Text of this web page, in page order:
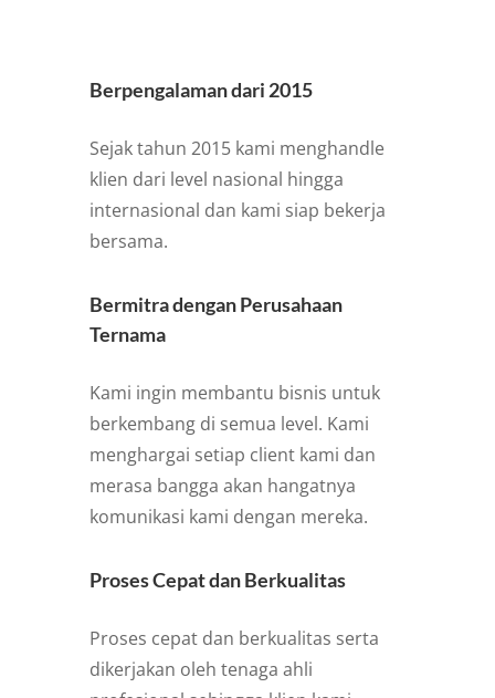
Berpengalaman dari 2015
Sejak tahun 2015 kami menghandle
klien dari level nasional hingga
internasional dan kami siap bekerja
bersama.
Bermitra dengan Perusahaan
Ternama
Kami ingin membantu bisnis untuk
berkembang di semua level. Kami
menghargai setiap client kami dan
merasa bangga akan hangatnya
komunikasi kami dengan mereka.
Proses Cepat dan Berkualitas
Proses cepat dan berkualitas serta
dikerjakan oleh tenaga ahli